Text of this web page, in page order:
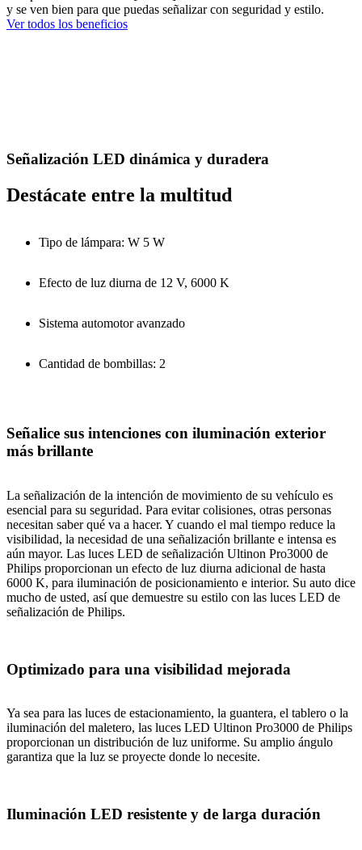
y se ven bien para que puedas señalizar con seguridad y estilo.
Ver todos los beneficios
Señalización LED dinámica y duradera
Destácate entre la multitud
Tipo de lámpara: W 5 W
Efecto de luz diurna de 12 V, 6000 K
Sistema automotor avanzado
Cantidad de bombillas: 2
Señalice sus intenciones con iluminación exterior
más brillante
La señalización de la intención de movimiento de su vehículo es
esencial para su seguridad. Para evitar colisiones, otras personas
necesitan saber qué va a hacer. Y cuando el mal tiempo reduce la
visibilidad, la necesidad de una señalización brillante e intensa es
aún mayor. Las luces LED de señalización Ultinon Pro3000 de
Philips proporcionan un efecto de luz diurna adicional de hasta
6000 K, para iluminación de posicionamiento e interior. Su auto dice
mucho de usted, así que demuestre su estilo con las luces LED de
señalización de Philips.
Optimizado para una visibilidad mejorada
Ya sea para las luces de estacionamiento, la guantera, el tablero o la
iluminación del maletero, las luces LED Ultinon Pro3000 de Philips
proporcionan un distribución de luz uniforme. Su amplio ángulo
garantiza que la luz se proyecte donde lo necesite.
Iluminación LED resistente y de larga duración